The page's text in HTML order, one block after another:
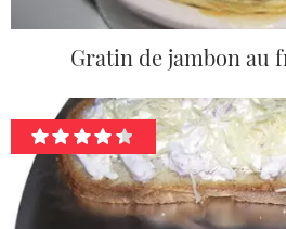
Gratin de jambon au